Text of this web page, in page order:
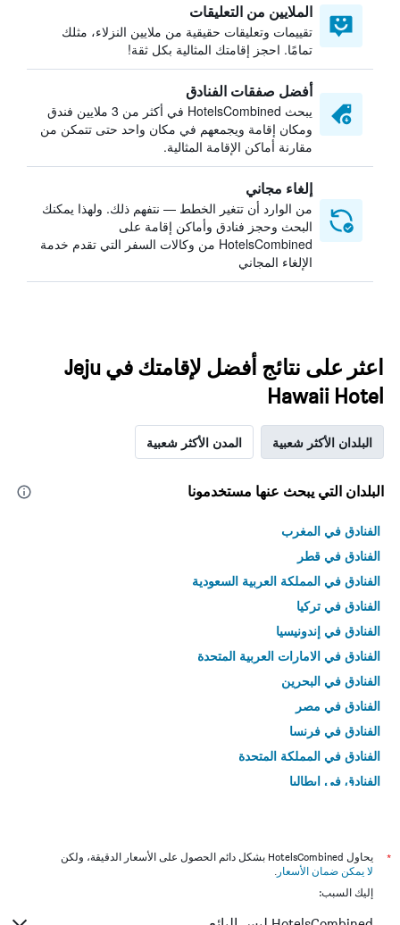
الملايين من التعليقات
تقييمات وتعليقات حقيقية من ملايين النزلاء، مثلك
تمامًا. احجز إقامتك المثالية بكل ثقة!
أفضل صفقات الفنادق
يبحث HotelsCombined في أكثر من 3 ملايين فندق
ومكان إقامة ويجمعهم في مكان واحد حتى تتمكن من
مقارنة أماكن الإقامة المثالية.
إلغاء مجاني
من الوارد أن تتغير الخطط — نتفهم ذلك. ولهذا يمكنك
البحث وحجز فنادق وأماكن إقامة على
HotelsCombined من وكالات السفر التي تقدم خدمة
الإلغاء المجاني
اعثر على نتائج أفضل لإقامتك في Jeju
Hawaii Hotel
البلدان الأكثر شعبية المدن الأكثر شعبية
البلدان التي يبحث عنها مستخدمونا
الفنادق في المغرب
الفنادق في قطر
الفنادق في المملكة العربية السعودية
الفنادق في تركيا
الفنادق في إندونيسيا
الفنادق في الامارات العربية المتحدة
الفنادق في البحرين
الفنادق في مصر
الفنادق في فرنسا
الفنادق في المملكة المتحدة
الفنادق في إيطاليا
*
يحاول HotelsCombined بشكل دائم الحصول على الأسعار الدقيقة، ولكن
لا يمكن ضمان الأسعار .
إليك السبب: